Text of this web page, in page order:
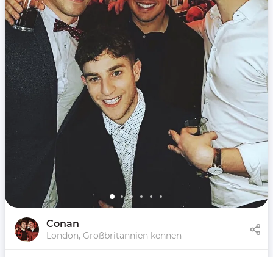
Conan
London, Großbritannien kennen